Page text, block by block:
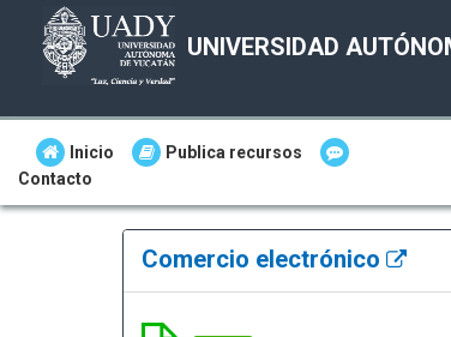
UNIVERSIDAD
Inicio
Publica recursos
Contacto
Comercio electrónico